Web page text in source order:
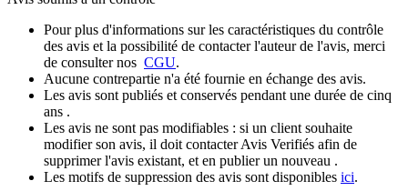
Pour plus d'informations sur les caractéristiques du contrôle
des avis et la possibilité de contacter l'auteur de l'avis, merci
de consulter nos CGU.
Aucune contrepartie n'a été fournie en échange des avis.
Les avis sont publiés et conservés pendant une durée de cinq
ans .
Les avis ne sont pas modifiables : si un client souhaite
modifier son avis, il doit contacter Avis Verifiés afin de
supprimer l'avis existant, et en publier un nouveau .
Les motifs de suppression des avis sont disponibles ici.